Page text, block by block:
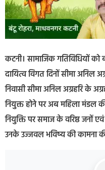
कटनी। सामाजिक गतिविधियों को
दायित्व विगत दिनों सीमा अनिल
निवासी सीमा अनिल अग्रहरि के
नियुक्त होने पर अब महिला मंडल
नियुक्ति पर समाज के वरिष्ठ जनों
उनके उज्जवल भविष्य की कामना